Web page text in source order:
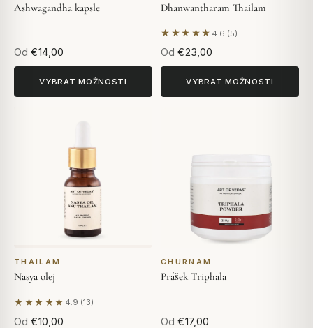
Ashwagandha kapsle
Od €14,00
VYBRAT MOŽNOSTI
Dhanwantharam Thailam
★★★★★ 4.6 (5)
Na základě 5 hodnocení
Od €23,00
VYBRAT MOŽNOSTI
THAILAM
Nasya olej
★★★★★ 4.9 (13)
Na základě 13 hodnocení
Od €10,00
CHURNAM
Prášek Triphala
Od €17,00